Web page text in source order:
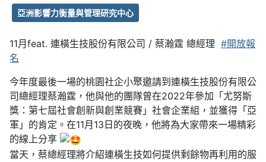
亞洲影響力衡量與管理研究中心
11月feat. 連橫生技股份有限公司 / 蔡瀚霆 總經理 #開放報
名
今年度最後一場的桃園社企小聚邀請到連橫生技股份有限公
司總經理蔡瀚霆，他與他的團隊曾在2022年參加「尤努斯
獎：第七屆社會創新與創業競賽」社會企業組，並獲得「亞
軍」的肯定。在11月13日的夜晚，他將為大家帶來一場精彩
的線上分享
當天，蔡總經理將介紹連橫生技如何提供剩餘物再利用的服